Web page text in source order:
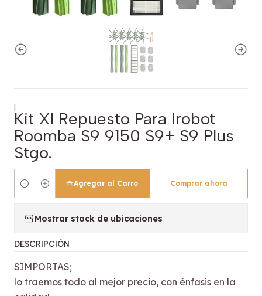
|
Kit Xl Repuesto Para Irobot
Roomba S9 9150 S9+ S9 Plus
Stgo.
Cantidad
Agregar al Carro Comprar ahora
Mostrar stock de ubicaciones
DESCRIPCIÓN
SIMPORTAS;
lo traemos todo al mejor precio, con énfasis en la